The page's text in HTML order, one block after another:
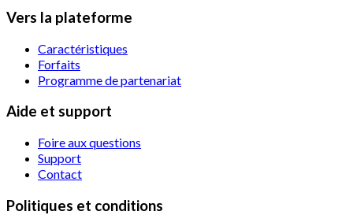
Vers la plateforme
Caractéristiques
Forfaits
Programme de partenariat
Aide et support
Foire aux questions
Support
Contact
Politiques et conditions